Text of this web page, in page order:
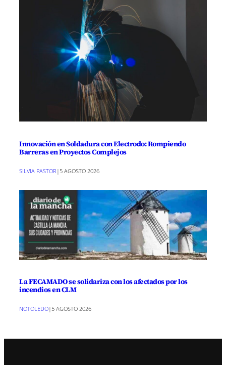
Innovación en Soldadura con Electrodo: Rompiendo
Barreras en Proyectos Complejos
SILVIA PASTOR |5 AGOSTO 2026
La FECAMADO se solidariza con los afectados por los
incendios en CLM
NOTOLEDO|5 AGOSTO 2026